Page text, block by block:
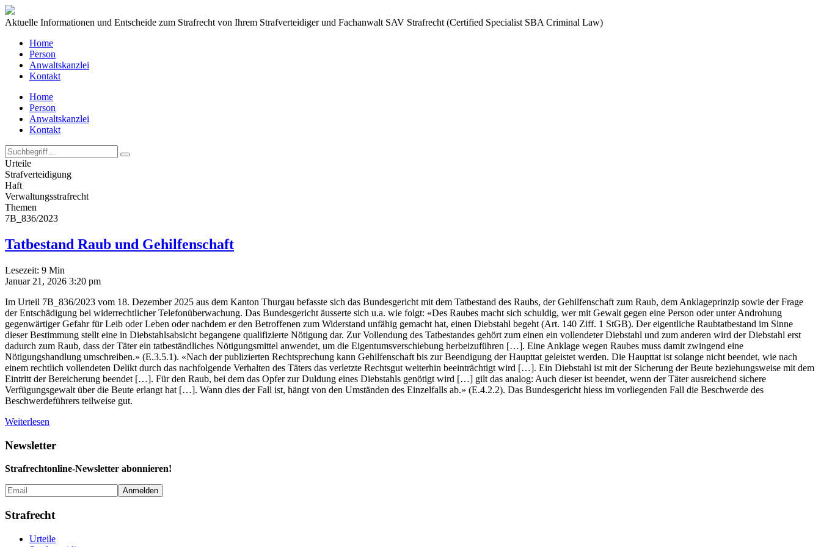
Aktuelle Informationen und Entscheide zum Strafrecht von Ihrem Strafverteidiger und Fachanwalt SAV Strafrecht (Certified Specialist SBA Criminal Law)
Home
Person
Anwaltskanzlei
Kontakt
Home
Person
Anwaltskanzlei
Kontakt
Urteile
Strafverteidigung
Haft
Verwaltungs­strafrecht
Themen
7B_836/2023
Tatbestand Raub und Gehilfenschaft
Lesezeit: 9 Min
Januar 21, 2026 3:20 pm
Im Urteil 7B_836/2023 vom 18. Dezember 2025 aus dem Kanton Thurgau befasste sich das Bundesgericht mit dem Tatbestand des Raubs, der Gehilfenschaft zum Raub, dem Anklageprinzip sowie der Frage
der Entschädigung bei widerrechtlicher Telefonüberwachung. Das Bundesgericht äusserte sich u.a. wie folgt: «Des Raubes macht sich schuldig, wer mit Gewalt gegen eine Person oder unter Androhung
gegenwärtiger Gefahr für Leib oder Leben oder nachdem er den Betroffenen zum Widerstand unfähig gemacht hat, einen Diebstahl begeht (Art. 140 Ziff. 1 StGB). Der eigentliche Raubtatbestand im Sinne
dieser Bestimmung stellt eine in Diebstahlsabsicht begangene qualifizierte Nötigung dar. Zur Vollendung des Tatbestandes gehört zum einen ein vollendeter Diebstahl und zum anderen wird der Diebstahl erst
dadurch zum Raub, dass der Täter ein tatbeständliches Nötigungsmittel anwendet, um die Eigentumsverschiebung herbeizuführen […]. Eine Anklage wegen Raubes muss damit zwingend eine
Nötigungshandlung umschreiben.» (E.3.5.1). «Nach der publizierten Rechtsprechung kann Gehilfenschaft bis zur Beendigung der Haupttat geleistet werden. Die Haupttat ist solange nicht beendet, wie nach
einem rechtlich vollendeten Delikt durch das nachfolgende Verhalten des Täters das verletzte Rechtsgut weiterhin beeinträchtigt wird […]. Ein Diebstahl ist mit der Sicherung der Beute beziehungsweise mit dem
Eintritt der Bereicherung beendet […]. Für den Raub, bei dem das Opfer zur Duldung eines Diebstahls genötigt wird […] gilt das analog: Auch dieser ist beendet, wenn der Täter ausreichend sichere
Verfügungsgewalt über die Beute erlangt hat […]. Wann dies der Fall ist, hängt von den Umständen des Einzelfalls ab.» (E.4.2.2). Das Bundesgericht hiess im vorliegenden Fall die Beschwerde des
Beschwerdeführers teilweise gut.
Weiterlesen
Newsletter
Strafrechtonline-Newsletter abonnieren!
Strafrecht
Urteile